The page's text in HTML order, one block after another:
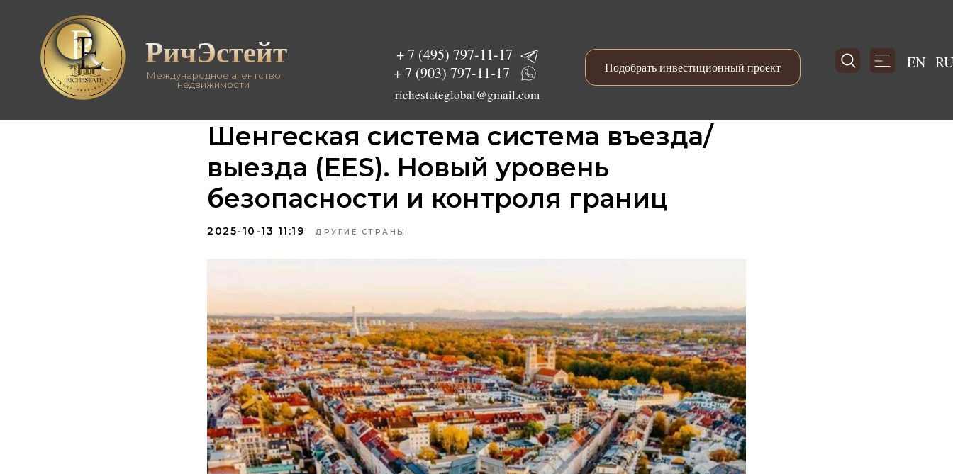
Международное агентство
недвижимости
РичЭстейт
+ 7 (903) 797-11-17
+ 7 (495) 797-11-17
richestateglobal@gmail.com
EN RU
Подобрать инвестиционный проект
Шенгеская система система въезда/
выезда (EES). Новый уровень
безопасности и контроля границ
2025-10-13 11:19 ДРУГИЕ СТРАНЫ